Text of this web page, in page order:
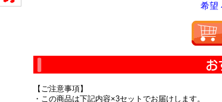
希望
【ご注意事項】
・この商品は下記内容×3セットでお届けします。